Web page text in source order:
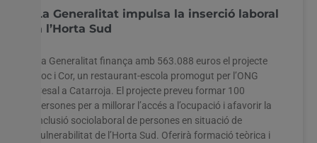
La Generalitat impulsa la inserció laboral
a l’Horta Sud
La Generalitat finança amb 563.088 euros el projecte
Foc i Cor, un restaurant-escola promogut per l’ONG
Cesal a Catarroja. El projecte preveu formar 100
persones per a millorar l’accés a l’ocupació i afavorir la
inclusió sociolaboral de persones en situació de
vulnerabilitat de l’Horta Sud. Oferirà formació teòrica i